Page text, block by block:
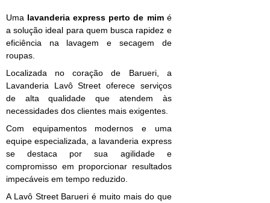
Uma lavanderia express perto de mimé
a solução ideal para quem busca rapidez e
eficiência na lavagem e secagem de
roupas.
Localizada no coração de Barueri, a
Lavanderia Lavô Street oferece serviços
de alta qualidade que atendem às
necessidades dos clientes mais exigentes.
Com equipamentos modernos e uma
equipe especializada, a lavanderia express
se destaca por sua agilidade e
compromisso em proporcionar resultados
impecáveis em tempo reduzido.
A Lavô Street Barueri é muito mais do que